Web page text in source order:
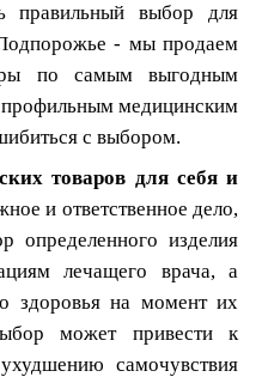
правильный выбор для
- мы продаем
по самым выгодным
медицинским
с выбором.
товаров для себя и
и ответственное дело,
определенного изделия
лечащего врача, а
здоровья на момент их
может привести к
самочувствия